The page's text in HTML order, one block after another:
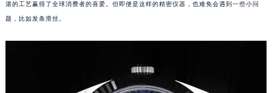
湛的工艺赢得了全球消费者的喜爱。但即便是这样的精密仪器，也难免会遇到一些小问
题，比如发条滑丝。